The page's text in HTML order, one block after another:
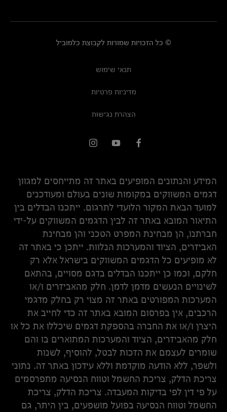
© כל הזכויות שמורות לקבוצת כלמוביל
תנאי שימוש
מדיניות פרטיות
הצהרת נגישות
המידע והנתונים המופיעים באתר זה מתייחסים למגוון
דגמים המשווקים במקומות שונים בעולם ומעודכנים
למועד הבאת המקור הלועדי לתרגום. ייתכנו הבדלים בין
התיאור המובא באתר זה לבין הדגמים המשווקים על-ידי
חברתנו, הן מבחינת המפרט הטכני והן מבחינת
האביזרים, הציוד והמערכות הנלוות. ייתכן כי באתר זה
לא מופיעים כל הדגמים המשווקים בישראל אלא רק
חלקם, וכמו כן ייתכנו הבדלים בדגם מסויים, בהתאם
לשינויים הנעשים מדמן לדמן. חלק מהאביזרים ו/או
המערכות המפורטים באתר זה מצוי רק בחלק מדגמי
הרכבים, אין בפרסום המובא באתר זה כדי לחייב את
היצרן ו/או את החברה בהספקת דגמים שיכללו את כל או
חלק מהאביזרים, הציוד והמערכות המתוארים בו והם
שומרים לעצמם את הזכות לבטל, להוסיף, לשנות
ולשפר, ללא הודעה מוקדמת וללא עידכון באתר זה. נתוני
צריכת הדלק, צריכת החשמל וטווח הנסיעה מתפרסמים
על פי דין לפי בדיקות המעבדה. צריכת הדלק, צריכת
החשמל וטווח הנסיעה בפועל מושפעים, בין היתר, גם